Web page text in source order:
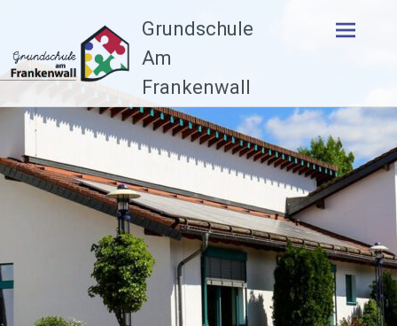
springen
Grundschule
Am
Frankenwall